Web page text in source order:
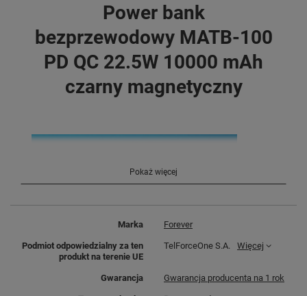
Power bank
bezprzewodowy MATB-100
PD QC 22.5W 10000 mAh
czarny magnetyczny
Pokaż więcej
Marka Forever
Podmiot odpowiedzialny za ten
produkt na terenie UE
TelForceOne S.A. Więcej
Gwarancja Gwarancja producenta na 1 rok